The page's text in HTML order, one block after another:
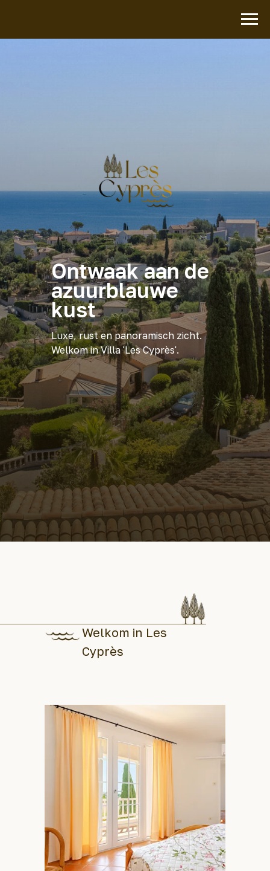
Ontwaak aan de
azuurblauwe
kust
Luxe, rust en panoramisch zicht.
Welkom in Villa 'Les Cyprès'.
Welkom in Les
Cyprès